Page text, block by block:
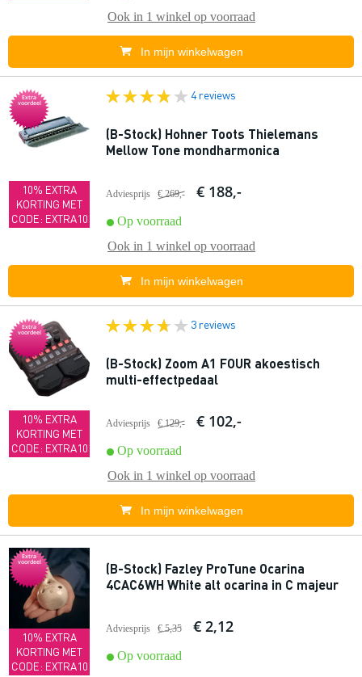
Ook in 1 winkel op voorraad
In mijn winkelwagen
Extra
voordeel
10% EXTRA
KORTING MET
CODE: EXTRA10
4 reviews
(B-Stock) Hohner Toots Thielemans
Mellow Tone mondharmonica
Adviesprijs € 269,- € 188,-
Op voorraad
Ook in 1 winkel op voorraad
In mijn winkelwagen
Extra
voordeel
10% EXTRA
KORTING MET
CODE: EXTRA10
3 reviews
(B-Stock) Zoom A1 FOUR akoestisch
multi-effectpedaal
Adviesprijs € 129,- € 102,-
Op voorraad
Ook in 1 winkel op voorraad
In mijn winkelwagen
Extra
voordeel
10% EXTRA
KORTING MET
CODE: EXTRA10
(B-Stock) Fazley ProTune Ocarina
4CAC6WH White alt ocarina in C majeur
Adviesprijs € 5,35 € 2,12
Op voorraad